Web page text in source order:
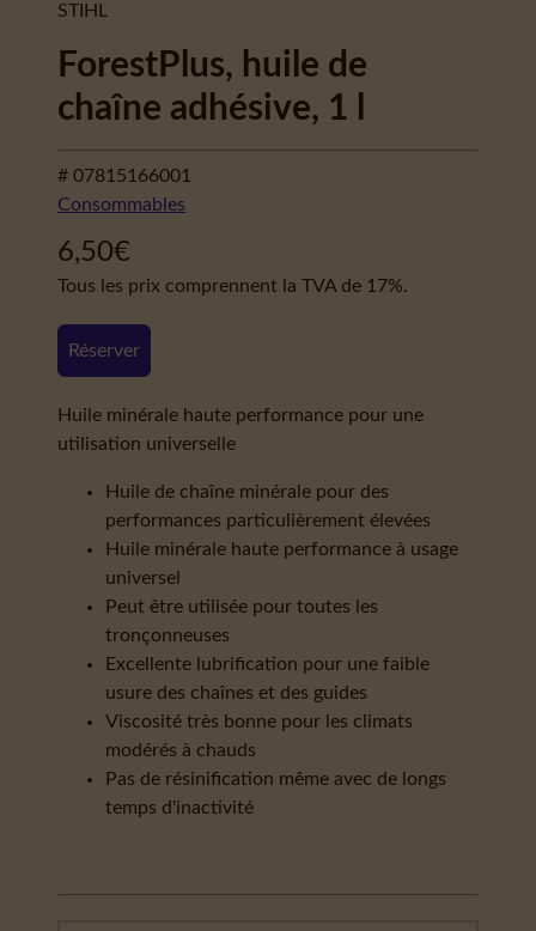
STIHL
ForestPlus, huile de
chaîne adhésive, 1 l
# 07815166001
Consommables
6,50€
Tous les prix comprennent la TVA de 17%.
Réserver
Huile minérale haute performance pour une
utilisation universelle
Huile de chaîne minérale pour des
performances particulièrement élevées
Huile minérale haute performance à usage
universel
Peut être utilisée pour toutes les
tronçonneuses
Excellente lubrification pour une faible
usure des chaînes et des guides
Viscosité très bonne pour les climats
modérés à chauds
Pas de résinification même avec de longs
temps d'inactivité